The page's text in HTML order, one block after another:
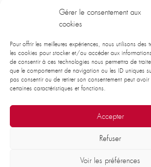
Gérer le consentement aux
cookies
Pour offrir les meilleures expériences, nous utilisons des
les cookies pour stocker et/ou accéder aux
de consentir à ces technologies nous permettra de
que le comportement de navigation ou les ID uniques
pas consentir ou de retirer son consentement peut
certaines caractéristiques et fonctions.
Accepter
Refuser
Voir les préférences
programmation habitat et équipements